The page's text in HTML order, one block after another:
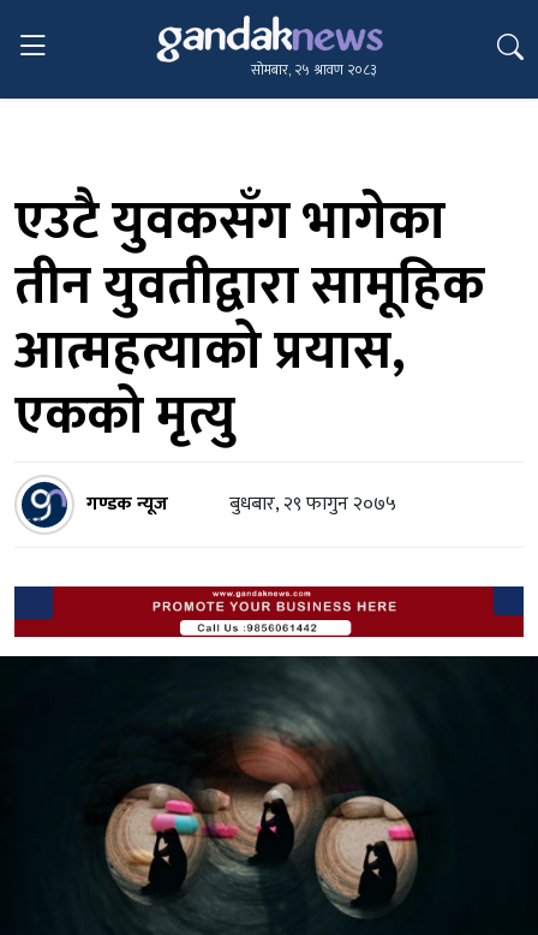
सोमबार, २५ श्रावण २०८३
एउटै युवकसँग भागेका
तीन युवतीद्वारा सामूहिक
आत्महत्याको प्रयास,
एकको मृत्यु
गण्डक न्यूज बुधबार, २९ फागुन २०७५